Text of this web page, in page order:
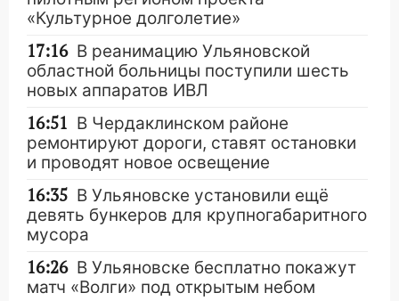
«Культурное долголетие»
17:16 В реанимацию Ульяновской
областной больницы поступили шесть
новых аппаратов ИВЛ
16:51 В Чердаклинском районе
ремонтируют дороги, ставят остановки
и проводят новое освещение
16:35 В Ульяновске установили ещё
девять бункеров для крупногабаритного
мусора
16:26 В Ульяновске бесплатно покажут
матч «Волги» под открытым небом